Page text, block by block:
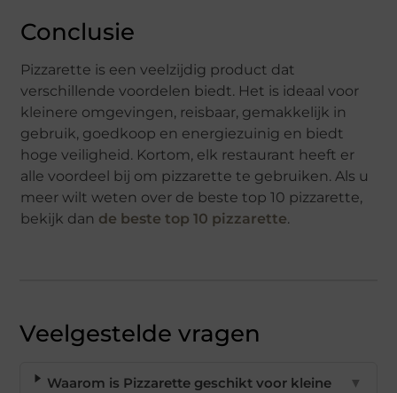
Conclusie
Pizzarette is een veelzijdig product dat
verschillende voordelen biedt. Het is ideaal voor
kleinere omgevingen, reisbaar, gemakkelijk in
gebruik, goedkoop en energiezuinig en biedt
hoge veiligheid. Kortom, elk restaurant heeft er
alle voordeel bij om pizzarette te gebruiken. Als u
meer wilt weten over de beste top 10 pizzarette,
bekijk dan de beste top 10 pizzarette.
Veelgestelde vragen
Waarom is Pizzarette geschikt voor kleine
▼